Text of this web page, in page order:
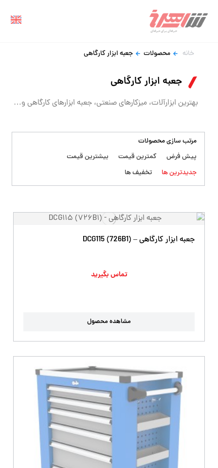
خانه محصولات جعبه ابزار کارگاهی
جعبه ابزار کارگاهی
بهترین ابزارآلات، میزکارهای صنعتی، جعبه ابزارهای کارگاهی و…
مرتب سازی محصولات
پیش فرض
کمترین قیمت
بیشترین قیمت
جدیدترین ها
تخفیف ها
جعبه ابزار کارگاهی – DCG115 (726B1)
تماس بگیرید
مشاهده محصول